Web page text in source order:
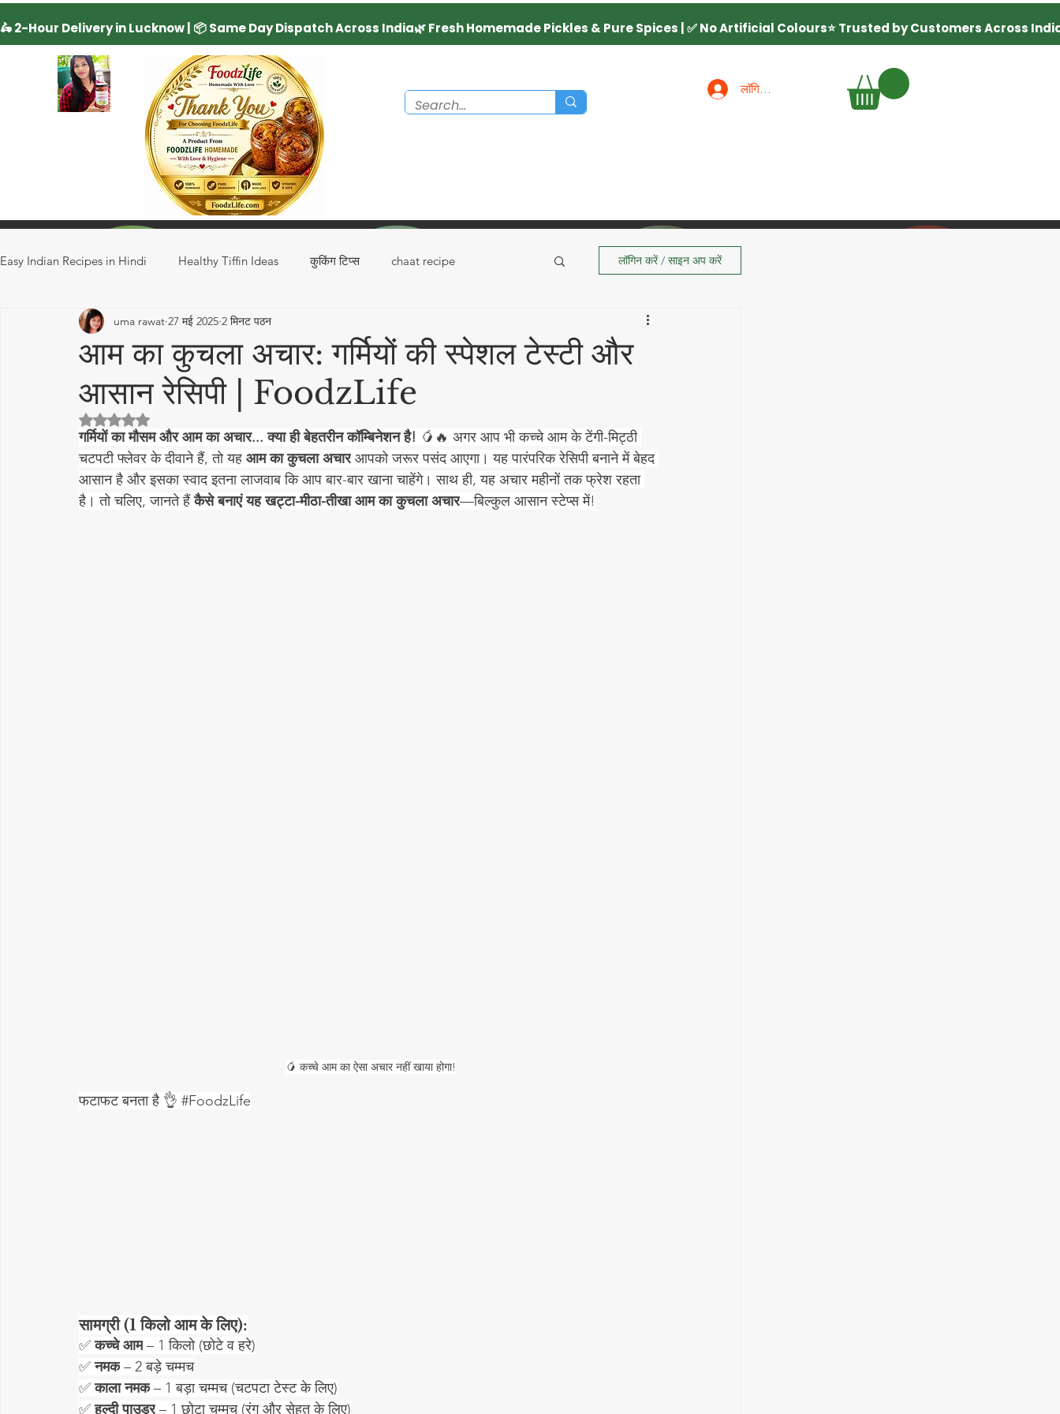
लॉगिन करें
Easy Indian Recipes in Hindi Healthy Tiffin Ideas कुकिंग टिप्स chaat recipe
Regional Recipes Rice Recipe Drinks
cake recipe सिरका रेसिपीज Diwali Decoration Idea Social & Religious
Featured Posts लोकप्रिय More Recipes Cleaning Hacks
Vrat Recipes | व्रत रेसिपी Pickles & Achar Recipes Street Food Recipes
लॉगिन करें / साइन अप करें
आम का कुचला अचार: गर्मियों की स्पेशल टेस्टी और
आसान रेसिपी | FoodzLife
uma rawat 27 मई 2025 2 मिनट पठन
5 स्टार में से NaN रेटिंग दी गई।
गर्मियों का मौसम और आम का अचार... क्या ही बेहतरीन कॉम्बिनेशन है! 🥭🔥 अगर आप भी कच्चे आम के टेंगी-मिट्ठी
चटपटी फ्लेवर के दीवाने हैं, तो यह आम का कुचला अचार आपको जरूर पसंद आएगा। यह पारंपरिक रेसिपी बनाने में बेहद
आसान है और इसका स्वाद इतना लाजवाब कि आप बार-बार खाना चाहेंगे। साथ ही, यह अचार महीनों तक फ्रेश रहता
है। तो चलिए, जानते हैं कैसे बनाएं यह खट्टा-मीठा-तीखा आम का कुचला अचार—बिल्कुल आसान स्टेप्स में!
🥭 कच्चे आम का ऐसा अचार नहीं खाया होगा!
फटाफट बनता है 👌 #FoodzLife
सामग्री (1 किलो आम के लिए):
✅ कच्चे आम – 1 किलो (छोटे व हरे)
✅ नमक – 2 बड़े चम्मच
✅ काला नमक – 1 बड़ा चम्मच (चटपटा टेस्ट के लिए)
✅ हल्दी पाउडर – 1 छोटा चम्मच (रंग और सेहत के लिए)